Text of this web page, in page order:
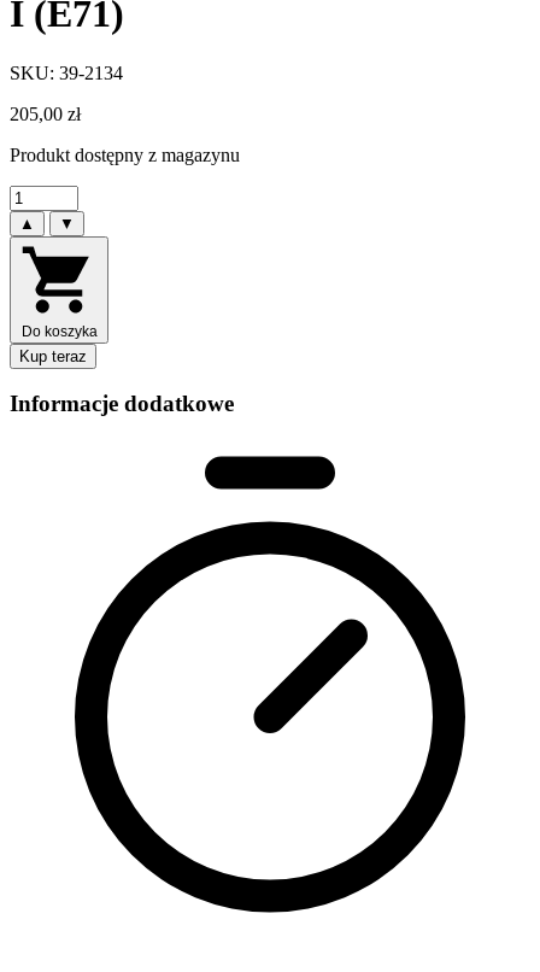
I (E71)
SKU: 39-2134
205,00 zł
Produkt dostępny z magazynu
▲ ▼
Do koszyka
Kup teraz
Informacje dodatkowe